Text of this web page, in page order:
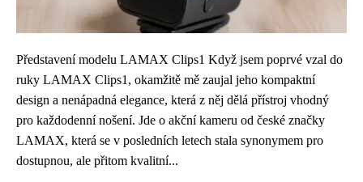
Představení modelu LAMAX Clips1 Když jsem poprvé vzal do
ruky LAMAX Clips1, okamžitě mě zaujal jeho kompaktní
design a nenápadná elegance, která z něj dělá přístroj vhodný
pro každodenní nošení. Jde o akční kameru od české značky
LAMAX, která se v posledních letech stala synonymem pro
dostupnou, ale přitom kvalitní...